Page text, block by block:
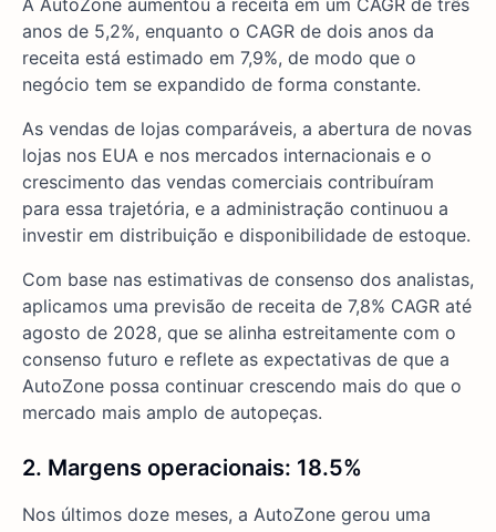
A AutoZone aumentou a receita em um CAGR de três
anos de 5,2%, enquanto o CAGR de dois anos da
receita está estimado em 7,9%, de modo que o
negócio tem se expandido de forma constante.
As vendas de lojas comparáveis, a abertura de novas
lojas nos EUA e nos mercados internacionais e o
crescimento das vendas comerciais contribuíram
para essa trajetória, e a administração continuou a
investir em distribuição e disponibilidade de estoque.
Com base nas estimativas de consenso dos analistas,
aplicamos uma previsão de receita de 7,8% CAGR até
agosto de 2028, que se alinha estreitamente com o
consenso futuro e reflete as expectativas de que a
AutoZone possa continuar crescendo mais do que o
mercado mais amplo de autopeças.
2. Margens operacionais: 18.5%
Nos últimos doze meses, a AutoZone gerou uma